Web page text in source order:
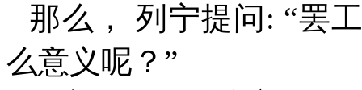
那么，
列宁提问: “罢
么意义呢？ ”